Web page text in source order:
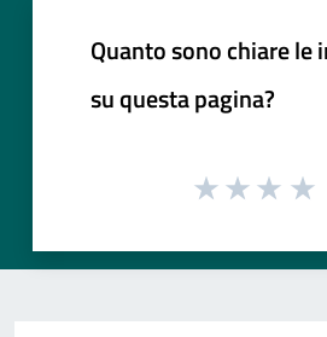
Quanto sono chiare le
su questa pagina?